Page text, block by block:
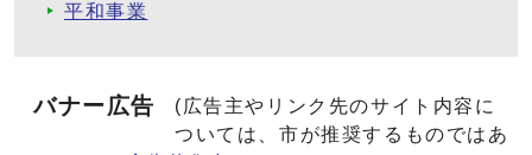
平和事業
バナー広告
(広告主やリンク先のサイト内容に
ついては、市が推奨するものではあ